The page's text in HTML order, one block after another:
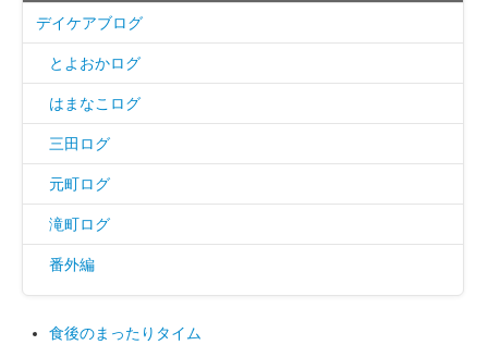
デイケアブログ
とよおかログ
はまなこログ
三田ログ
元町ログ
滝町ログ
番外編
食後のまったりタイム